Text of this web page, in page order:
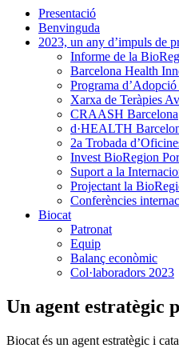
Presentació
Benvinguda
2023, un any d’impuls de
Informe de la
Barcelona Health
Programa
Xarxa de Teràpies
CRAASH Barcelona
d·HEALTH
2a Trobada
Invest BioRegion
Suport a la
Projectant la
Conferències
Biocat
Patronat
Equip
Balanç econòmic
Col·laboradors 2023
Un agent estratègic
Biocat és un agent estratègic i